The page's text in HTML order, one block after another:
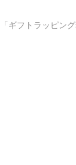
フトラッピン